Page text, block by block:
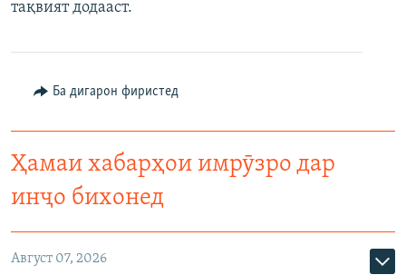
тақвият додааст.
Ба дигарон фиристед
Ҳамаи хабарҳои имрӯзро дар
инҷо бихонед
Август 07, 2026